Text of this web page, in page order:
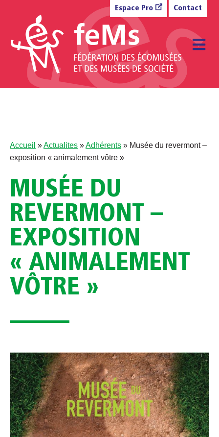
Espace Pro Contact
Accueil »Actualites »Adhérents » Musée du revermont –
exposition « animalement vôtre »
MUSÉE DU
REVERMONT –
EXPOSITION
« ANIMALEMENT
VÔTRE »